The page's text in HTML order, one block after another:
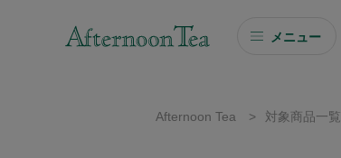
メニュー
Afternoon Tea > 対象商品一覧